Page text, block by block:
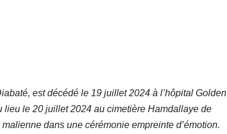
est décédé le 19 juillet 2024 à l’hôpital Golden
le 20 juillet 2024 au cimetière Hamdallaye de
dans une cérémonie empreinte d’émotion.